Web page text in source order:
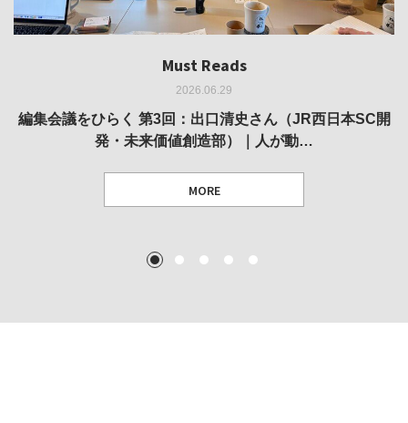
Must Reads
2026.06.29
編集会議をひらく 第3回：出口清史さん（JR西日本SC開
発・未来価値創造部）｜人が動…
MORE
Must Reads
2026.05.14
REVIEW｜果たして美術家・梅津庸一は、「大阪のゆかり
作家」となることができたのか…
Must Reads
2026.03.11
REPORT｜博覧会の残像
MORE
Must Reads
2026.02.25
REVIEW｜菊池聡太朗 個展「余りの風景」
MORE
Must Reads
2025.10.01
REVIEW｜生の存在証明としての線——「ライフライン」
展
1 2 3 4 5